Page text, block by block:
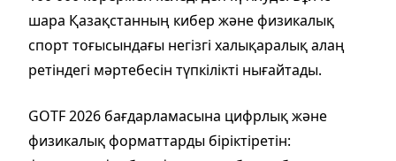
шара Қазақстанның кибер және физикалық
спорт тоғысындағы негізгі халықаралық алаң
ретіндегі мәртебесін түпкілікті нығайтады.
GOTF 2026 бағдарламасына цифрлық және
физикалық форматтарды біріктіретін: